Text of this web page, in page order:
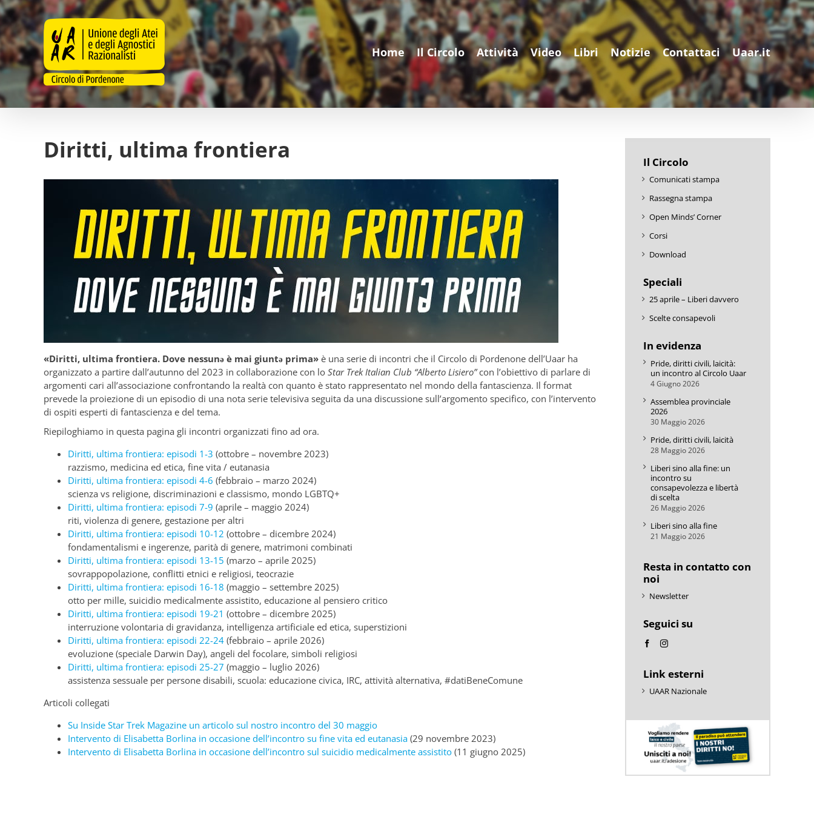
Salta
al
contenuto
Home Il Circolo Attività Video Libri Notizie Contattaci Uaar.it
Diritti, ultima frontiera
«Diritti, ultima frontiera. Dove nessunǝ è mai giuntǝ prima» è una serie di incontri che il Circolo di Pordenone dell’Uaar ha
organizzato a partire dall’autunno del 2023 in collaborazione con lo Star Trek Italian Club “Alberto Lisiero”con l’obiettivo di parlare di
argomenti cari all’associazione confrontando la realtà con quanto è stato rappresentato nel mondo della fantascienza. Il format
prevede la proiezione di un episodio di una nota serie televisiva seguita da una discussione sull’argomento specifico, con l’intervento
di ospiti esperti di fantascienza e del tema.
Riepiloghiamo in questa pagina gli incontri organizzati fino ad ora.
Diritti, ultima frontiera: episodi 1-3 (ottobre – novembre 2023)
razzismo, medicina ed etica, fine vita / eutanasia
Diritti, ultima frontiera: episodi 4-6 (febbraio – marzo 2024)
scienza vs religione, discriminazioni e classismo, mondo LGBTQ+
Diritti, ultima frontiera: episodi 7-9 (aprile – maggio 2024)
riti, violenza di genere, gestazione per altri
Diritti, ultima frontiera: episodi 10-12 (ottobre – dicembre 2024)
fondamentalismi e ingerenze, parità di genere, matrimoni combinati
Diritti, ultima frontiera: episodi 13-15 (marzo – aprile 2025)
sovrappopolazione, conflitti etnici e religiosi, teocrazie
Diritti, ultima frontiera: episodi 16-18 (maggio – settembre 2025)
otto per mille, suicidio medicalmente assistito, educazione al pensiero critico
Diritti, ultima frontiera: episodi 19-21 (ottobre – dicembre 2025)
interruzione volontaria di gravidanza, intelligenza artificiale ed etica, superstizioni
Diritti, ultima frontiera: episodi 22-24 (febbraio – aprile 2026)
evoluzione (speciale Darwin Day), angeli del focolare, simboli religiosi
Diritti, ultima frontiera: episodi 25-27 (maggio – luglio 2026)
assistenza sessuale per persone disabili, scuola: educazione civica, IRC, attività alternativa, #datiBeneComune
Articoli collegati
Su Inside Star Trek Magazine un articolo sul nostro incontro del 30 maggio
Intervento di Elisabetta Borlina in occasione dell’incontro su fine vita ed eutanasia (29 novembre 2023)
Intervento di Elisabetta Borlina in occasione dell’incontro sul suicidio medicalmente assistito (11 giugno 2025)
Il Circolo
Comunicati stampa
Rassegna stampa
Open Minds’ Corner
Corsi
Download
Speciali
25 aprile – Liberi davvero
Scelte consapevoli
In evidenza
Pride, diritti civili, laicità:
un incontro al Circolo Uaar
4 Giugno 2026
Assemblea provinciale
2026
30 Maggio 2026
Pride, diritti civili, laicità
28 Maggio 2026
Liberi sino alla fine: un
incontro su
consapevolezza e libertà
di scelta
26 Maggio 2026
Liberi sino alla fine
21 Maggio 2026
Resta in contatto con
noi
Newsletter
Seguici su
Link esterni
UAAR Nazionale